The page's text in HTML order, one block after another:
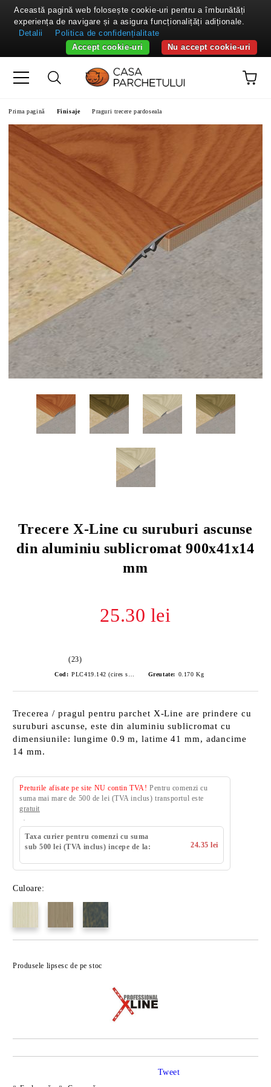
Prima pagină Finisaje Praguri trecere pardoseala
Trecere X-Line cu suruburi ascunse
din aluminiu sublicromat 900x41x14
mm
25.30 lei
(23)
Cod: Greutate: 0.170 Kg
Trecerea / pragul pentru parchet X-Line are prindere cu
suruburi ascunse, este din aluminiu sublicromat cu
dimensiunile: lungime 0.9 m, latime 41 mm, adancime
14 mm.
Preturile afisate pe site NU contin TVA! Pentru comenzi cu
suma mai mare de 500 de lei (TVA inclus) transportul este
gratuit
Taxa curier pentru comenzi cu suma
sub 500 lei (TVA inclus) incepe de la:
24.35 lei
Culoare:
Produsele lipsesc de pe stoc
Tweet
Această pagină web folosește cookie-uri pentru a îmbunătăți
experiența de navigare și a asigura funcționalițăți adiționale.
Detalii
Politica de confidențialitate
Nu accept cookie-uri
Accept cookie-uri